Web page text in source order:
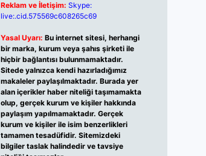
Reklam ve İletişim: Skype:
live:.cid.575569c608265c69
Yasal Uyarı: Bu internet sitesi, herhangi
bir marka, kurum veya şahıs şirketi ile
hiçbir bağlantısı bulunmamaktadır.
Sitede yalnızca kendi hazırladığımız
makaleler paylaşılmaktadır. Burada yer
alan içerikler haber niteliği taşımamakta
olup, gerçek kurum ve kişiler hakkında
paylaşım yapılmamaktadır. Gerçek
kurum ve kişiler ile isim benzerlikleri
tamamen tesadüfidir. Sitemizdeki
bilgiler taslak halindedir ve tavsiye